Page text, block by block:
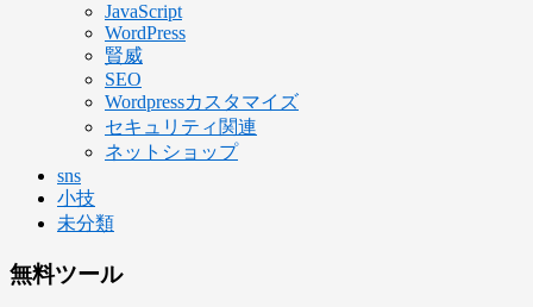
JavaScript
WordPress
賢威
SEO
Wordpressカスタマイズ
セキュリティ関連
ネットショップ
sns
小技
未分類
無料ツール